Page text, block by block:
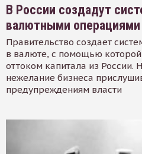
В России создадут
валютными операциями
Правительство создает
в валюте, с помощью которой
оттоком капитала из России.
нежелание бизнеса
предупреждениям власти